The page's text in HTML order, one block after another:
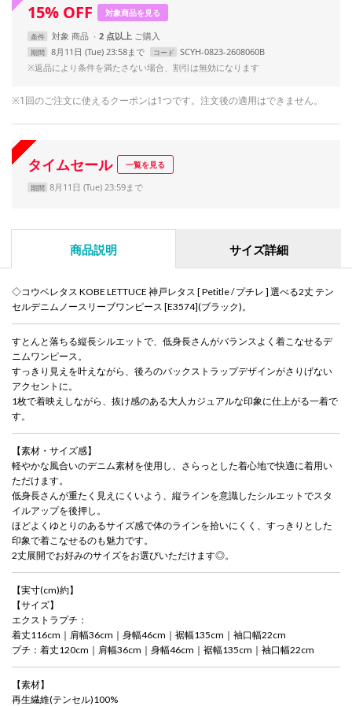
15% OFF 対象商品を見る
条件 対象 商品 2 点以上
期間 8月11日 (Tue) 23:58まで コード
SCYH-0823-2608060B
※返品により条件を満たさない場合、割引は無効になります
※1回のご注文に使えるクーポンは1つです。注文後の適用はできません。
タイムセール 一覧を見る
期間 8月11日 (Tue) 23:59まで
商品説明 サイズ詳細
◇コウベレタス KOBE LETTUCE 神戸レタス [ Petitle / プチレ ] 選べる2丈 テン
セルデニムノースリーブワンピース [E3574](ブラック)。
すとんと落ちる縦長シルエットで、低身長さんがバランスよく着こなせるデ
ニムワンピース。
すっきり見えを叶えながら、後ろのバックストラップデザインがさりげない
アクセントに。
1枚で着映えしながら、抜け感のある大人カジュアルな印象に仕上がる一着で
す。
【素材・サイズ感】
軽やかな風合いのデニム素材を使用し、さらっとした着心地で快適に着用い
ただけます。
低身長さんが重たく見えにくいよう、縦ラインを意識したシルエットでスタ
イルアップを後押し。
ほどよくゆとりのあるサイズ感で体のラインを拾いにくく、すっきりとした
印象で着こなせるのも魅力です。
2丈展開でお好みのサイズをお選びいただけます◎。
【実寸(cm)約】
【サイズ】
エクストラプチ：
着丈116cm｜肩幅36cm｜身幅46cm｜裾幅135cm｜袖口幅22cm
プチ：着丈120cm｜肩幅36cm｜身幅46cm｜裾幅135cm｜袖口幅22cm
【素材】
再生繊維(テンセル)100%